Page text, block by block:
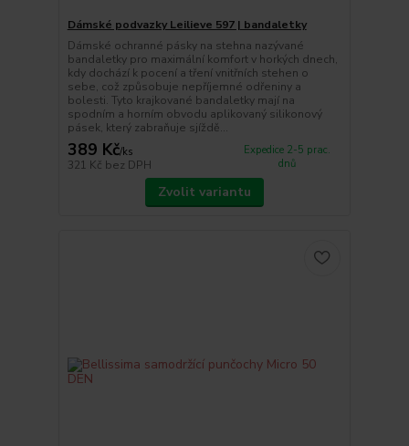
Dámské podvazky Leilieve 597 | bandaletky
Dámské ochranné pásky na stehna nazývané
bandaletky pro maximální komfort v horkých dnech,
kdy dochází k pocení a tření vnitřních stehen o
sebe, což způsobuje nepříjemné odřeniny a
bolesti. Tyto krajkované bandaletky mají na
spodním a horním obvodu aplikovaný silikonový
pásek, který zabraňuje sjíždě...
389 Kč/ks
321 Kč bez DPH
Expedice 2-5 prac.
dnů
Zvolit variantu